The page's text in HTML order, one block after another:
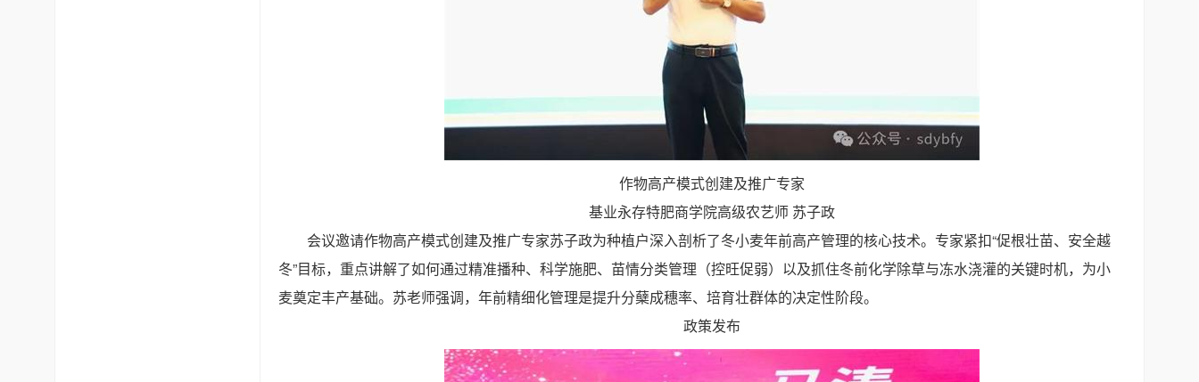
作物高产模式创建及推广专家
基业永存特肥商学院高级农艺师 苏子政
会议邀请作物高产模式创建及推广专家苏子政为种植户深入剖析了冬小麦年前高产管理的核心技术。专家紧扣“促根壮苗、安全越
冬”目标，重点讲解了如何通过精准播种、科学施肥、苗情分类管理（控旺促弱）以及抓住冬前化学除草与冻水浇灌的关键时机，为小
麦奠定丰产基础。苏老师强调，年前精细化管理是提升分蘖成穗率、培育壮群体的决定性阶段。
政策发布